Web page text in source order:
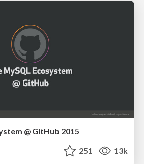
@ GitHub 2015
251 13k